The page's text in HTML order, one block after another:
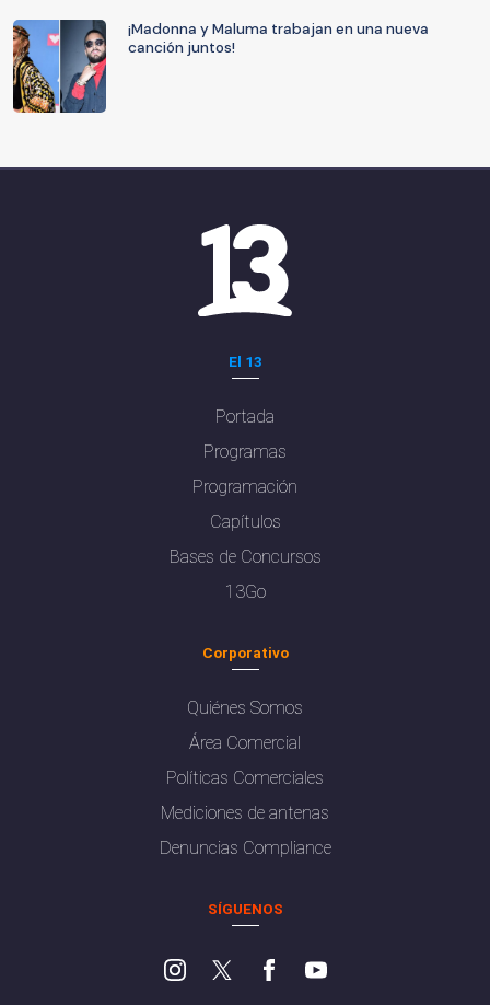
¡Madonna y Maluma trabajan en una nueva
canción juntos!
El 13
Portada
Programas
Programación
Capítulos
Bases de Concursos
13Go
Corporativo
Quiénes Somos
Área Comercial
Políticas Comerciales
Mediciones de antenas
Denuncias Compliance
SÍGUENOS